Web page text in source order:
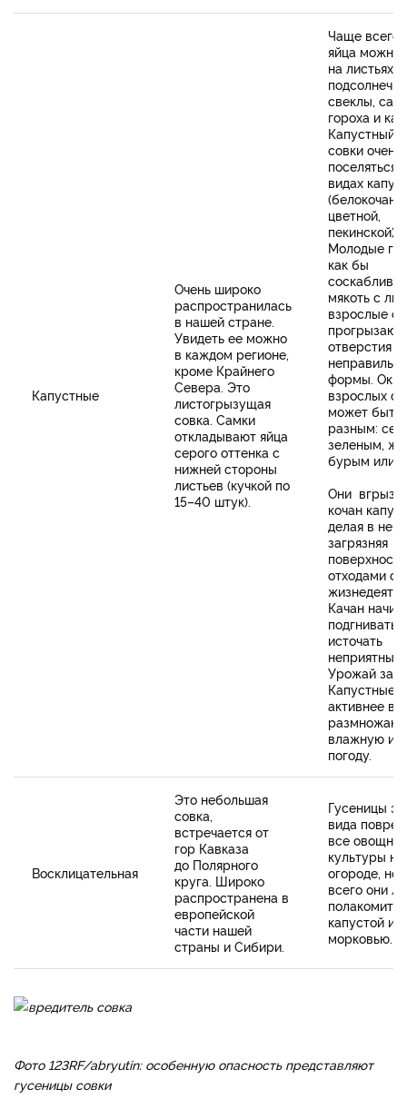
Капустные
Очень широко
распространилась
в нашей стране.
Увидеть ее можно
в каждом регионе,
кроме Крайнего
Севера. Это
листогрызущая
совка. Самки
откладывают яйца
серого оттенка с
нижней стороны
листьев (кучкой по
15–40 штук).
Чаще всего
яйца можно
на листьях
свеклы,
гороха и
Капустный
совки
поселяться
видах
цветной,
пекинской).
Молодые
как бы
мякоть с
взрослые
прогрызают
отверстия
формы.
взрослых
может быть
разным:
зеленым,
бурым или
Они
кочан
делая в нем
загрязняя
поверхность
отходами
Качан
подгнивать и
источать
неприятный
Урожай
Капустные
активнее
влажную и
погоду.
Восклицательная
Это небольшая
совка,
встречается от
гор Кавказа
до Полярного
круга. Широко
распространена в
европейской
части нашей
страны и Сибири.
Гусеницы
вида
все
культуры на
огороде, но
всего они
капустой и
морковью.
Фото 123RF/abryutin: особенную опасность представляют
гусеницы совки